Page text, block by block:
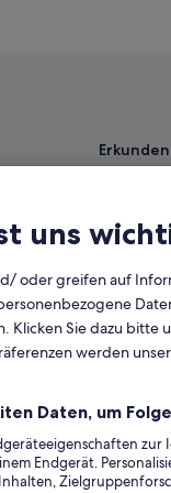
Erkunden
Hotels in
Mietwagen
uns
oder greifen auf
Klicken Sie dazu bitte
werden
Daten, um
Endgerät.